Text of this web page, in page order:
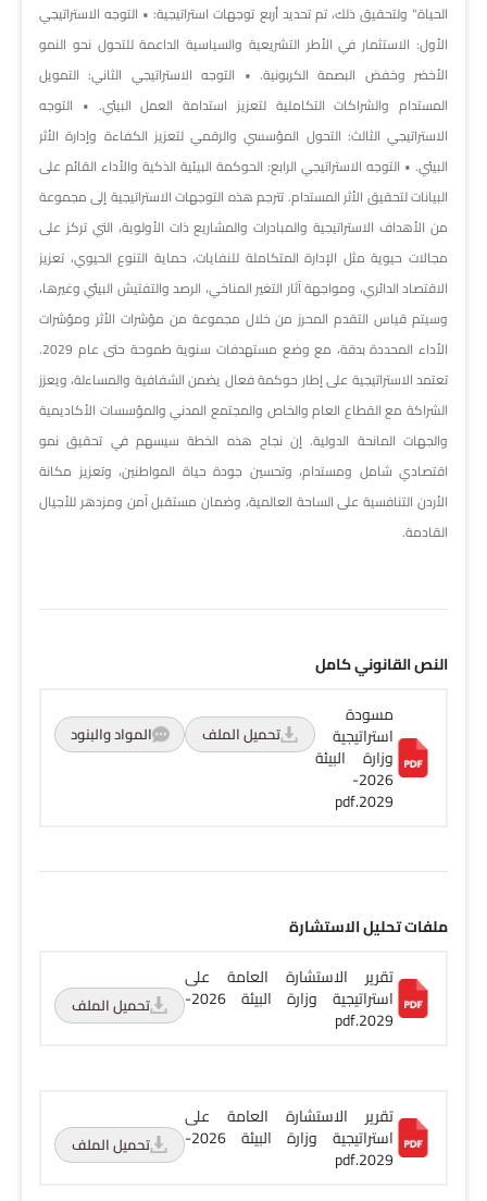
الحياة" ولتحقيق ذلك، تم تحديد أربع توجهات استراتيجية: • التوجه الاستراتيجي
الأول: الاستثمار في الأطر التشريعية والسياسية الداعمة للتحول نحو النمو
الأخضر وخفض البصمة الكربونية. • التوجه الاستراتيجي الثاني: التمويل
المستدام والشراكات التكاملية لتعزيز استدامة العمل البيئي. • التوجه
الاستراتيجي الثالث: التحول المؤسسي والرقمي لتعزيز الكفاءة وإدارة الأثر
البيئي. • التوجه الاستراتيجي الرابع: الحوكمة البيئية الذكية والأداء القائم على
البيانات لتحقيق الأثر المستدام. تترجم هذه التوجهات الاستراتيجية إلى مجموعة
من الأهداف الاستراتيجية والمبادرات والمشاريع ذات الأولوية، التي تركز على
مجالات حيوية مثل الإدارة المتكاملة للنفايات، حماية التنوع الحيوي، تعزيز
الاقتصاد الدائري، ومواجهة آثار التغير المناخي، الرصد والتفتيش البيئي وغيرها،
وسيتم قياس التقدم المحرز من خلال مجموعة من مؤشرات الأثر ومؤشرات
الأداء المحددة بدقة، مع وضع مستهدفات سنوية طموحة حتى عام 2029.
تعتمد الاستراتيجية على إطار حوكمة فعال يضمن الشفافية والمساءلة، ويعزز
الشراكة مع القطاع العام والخاص والمجتمع المدني والمؤسسات الأكاديمية
والجهات المانحة الدولية. إن نجاح هذه الخطة سيسهم في تحقيق نمو
اقتصادي شامل ومستدام، وتحسين جودة حياة المواطنين، وتعزيز مكانة
الأردن التنافسية على الساحة العالمية، وضمان مستقبل آمن ومزدهر للأجيال
القادمة.
النص القانوني كامل
مسودة
استراتيجية
وزارة البيئة
2026-
2029.pdf
تحميل الملف المواد والبنود
ملفات تحليل الاستشارة
تقرير الاستشارة العامة على
استراتيجية وزارة البيئة 2026-
2029.pdf
تحميل الملف
تقرير الاستشارة العامة على
استراتيجية وزارة البيئة 2026-
2029.pdf
تحميل الملف